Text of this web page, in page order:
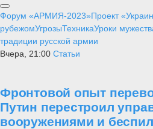
Форум «АРМИЯ-2023»Проект
рубежомУгрозыТехникаУроки
традиции русской армии
Вчера, 21:00 Статьи
Фронтовой опыт
Путин перестроил
вооружениями и